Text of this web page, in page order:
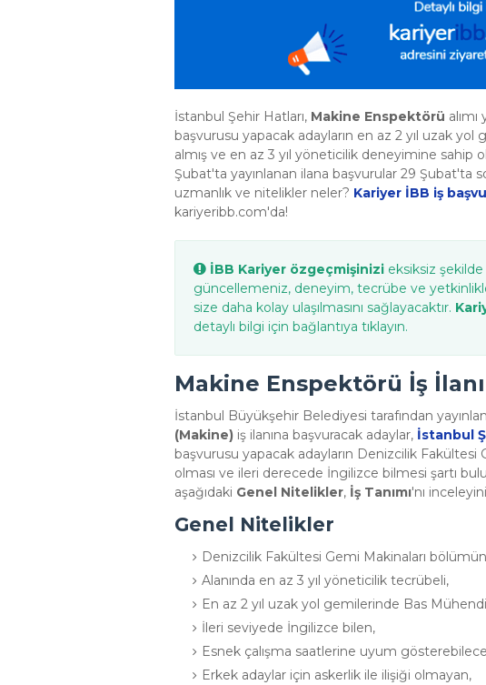
İstanbul Şehir Hatları, Makine Enspektörü
başvurusu yapacak adayların en az 2 yıl uzak
almış ve en az 3 yıl yöneticilik deneyimine sahip
Şubat'ta yayınlanan ilana başvurular 29 Şubat'ta
uzmanlık ve nitelikler neler? Kariyer İBB iş
kariyeribb.com'da!
İBB Kariyer özgeçmişinizi eksiksiz şekilde
güncellemeniz, deneyim, tecrübe ve
size daha kolay ulaşılmasını sağlayacaktır.
detaylı bilgi için bağlantıya tıklayın.
Makine Enspektörü İş
İstanbul Büyükşehir Belediyesi tarafından
(Makine) iş ilanına başvuracak adaylar, İstanbul
başvurusu yapacak adayların Denizcilik
olması ve ileri derecede İngilizce bilmesi şartı
aşağıdaki Genel Nitelikler, İş Tanımı'nı
Genel Nitelikler
Denizcilik Fakültesi Gemi Makinaları
Alanında en az 3 yıl yöneticilik tecrübeli,
En az 2 yıl uzak yol gemilerinde Bas
İleri seviyede İngilizce bilen,
Esnek çalışma saatlerine uyum
Erkek adaylar için askerlik ile ilişiği olmayan,